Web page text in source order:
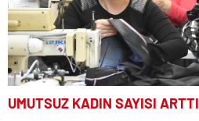
UMUTSUZ KADIN SAYISI ARTTI